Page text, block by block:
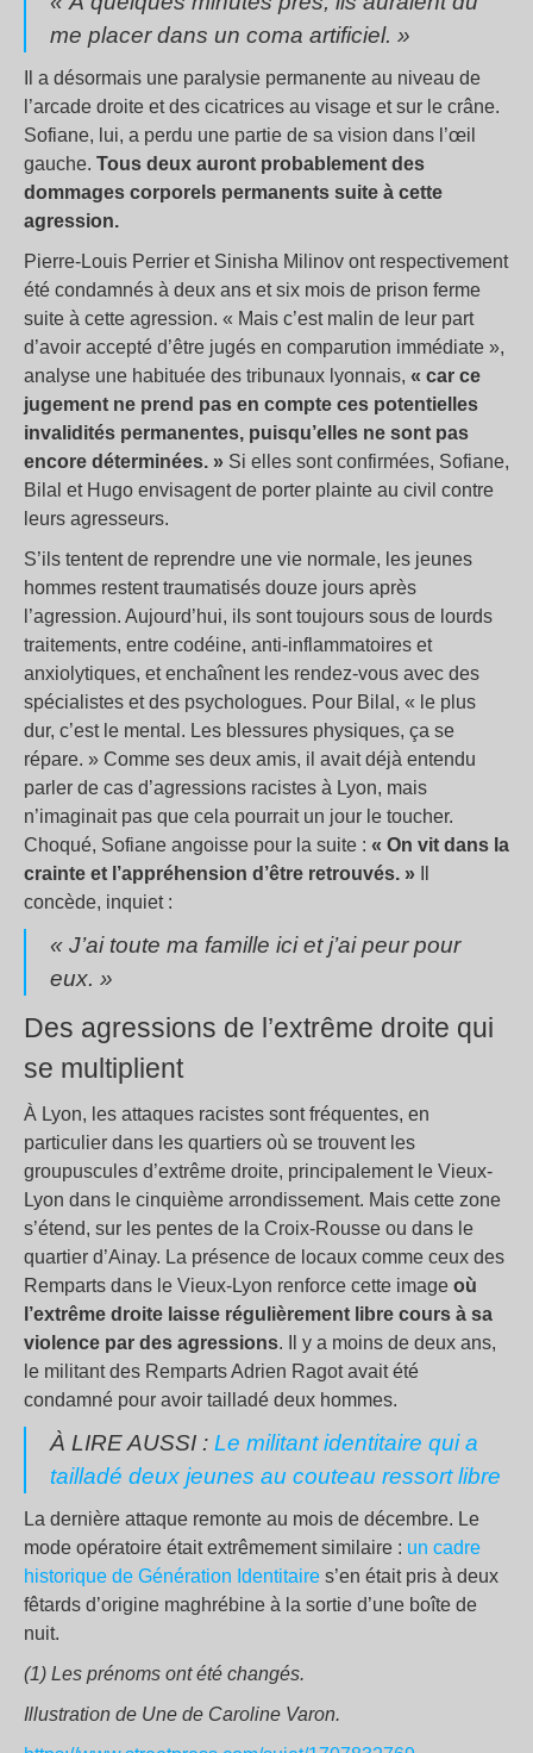
me placer dans un coma artificiel. »
Il a désormais une paralysie permanente au niveau de
l’arcade droite et des cicatrices au visage et sur le crâne.
Sofiane, lui, a perdu une partie de sa vision dans l’œil
gauche. Tous deux auront probablement des
dommages corporels permanents suite à cette
agression.
Pierre-Louis Perrier et Sinisha Milinov ont respectivement
été condamnés à deux ans et six mois de prison ferme
suite à cette agression. « Mais c’est malin de leur part
d’avoir accepté d’être jugés en comparution immédiate »,
analyse une habituée des tribunaux lyonnais, « car ce
jugement ne prend pas en compte ces potentielles
invalidités permanentes, puisqu’elles ne sont pas
encore déterminées. » Si elles sont confirmées, Sofiane,
Bilal et Hugo envisagent de porter plainte au civil contre
leurs agresseurs.
S’ils tentent de reprendre une vie normale, les jeunes
hommes restent traumatisés douze jours après
l’agression. Aujourd’hui, ils sont toujours sous de lourds
traitements, entre codéine, anti-inflammatoires et
anxiolytiques, et enchaînent les rendez-vous avec des
spécialistes et des psychologues. Pour Bilal, « le plus
dur, c’est le mental. Les blessures physiques, ça se
répare. » Comme ses deux amis, il avait déjà entendu
parler de cas d’agressions racistes à Lyon, mais
n’imaginait pas que cela pourrait un jour le toucher.
Choqué, Sofiane angoisse pour la suite : « On vit dans la
crainte et l’appréhension d’être retrouvés. »
concède, inquiet :
« J’ai toute ma famille ici et j’ai peur pour
eux. »
Des agressions de l’extrême droite qui
se multiplient
À Lyon, les attaques racistes sont fréquentes, en
particulier dans les quartiers où se trouvent les
groupuscules d’extrême droite, principalement le Vieux-
Lyon dans le cinquième arrondissement. Mais cette zone
s’étend, sur les pentes de la Croix-Rousse ou dans le
quartier d’Ainay. La présence de locaux comme ceux des
Remparts dans le Vieux-Lyon renforce cette image où
l’extrême droite laisse régulièrement libre cours à sa
violence par des agressions. Il y a moins de deux ans,
le militant des Remparts Adrien Ragot avait été
condamné pour avoir tailladé deux hommes.
À LIRE AUSSI : Le militant identitaire qui a
tailladé deux jeunes au couteau ressort libre
La dernière attaque remonte au mois de décembre. Le
mode opératoire était extrêmement similaire : un cadre
historique de Génération Identitaire s’en était pris à deux
fêtards d’origine maghrébine à la sortie d’une boîte de
nuit.
(1) Les prénoms ont été changés.
Illustration de Une de Caroline Varon.